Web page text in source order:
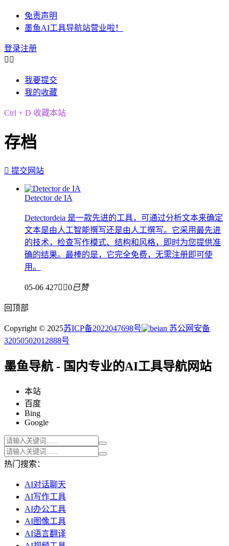
免责声明
墨鱼AI工具导航站营业啦！
登录注册
 
我要提交
我的收藏
Ctrl + D 收藏本站
存档
 提交网站
Detector de IA
Detectordeia 是一款先进的工具，可通过分析文本来确定
文本是由人工智能撰写还是由人工撰写。它采用最先进
的技术，检查写作模式、结构和风格，即时为您提供准
确的结果。最棒的是，它完全免费，无需注册即可使
用。
05-06 427 0已赞
回顶部
Copyright © 2025苏ICP备2022047698号
苏公网安备
32050502012888号
墨鱼导航 - 国内专业的AI工具导航网站
本站
百度
Bing
Google
热门搜索：
AI对话聊天
AI写作工具
AI办公工具
AI图像工具
AI语言翻译